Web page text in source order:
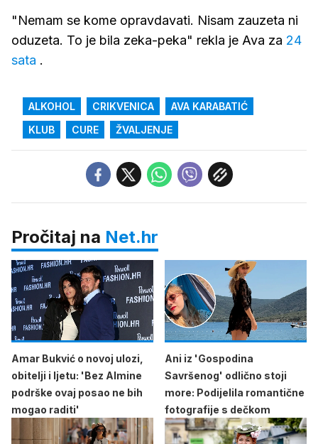
"Nemam se kome opravdavati. Nisam zauzeta ni
oduzeta. To je bila zeka-peka" rekla je Ava za 24
sata .
ALKOHOL CRIKVENICA
AVA KARABATIĆ
KLUB
CURE ŽVALJENJE
Pročitaj na Net.hr
Amar Bukvić o novoj ulozi,
obitelji i ljetu: 'Bez Almine
podrške ovaj posao ne bih
mogao raditi'
Ani iz 'Gospodina
Savršenog' odlično stoji
more: Podijelila romantične
fotografije s dečkom